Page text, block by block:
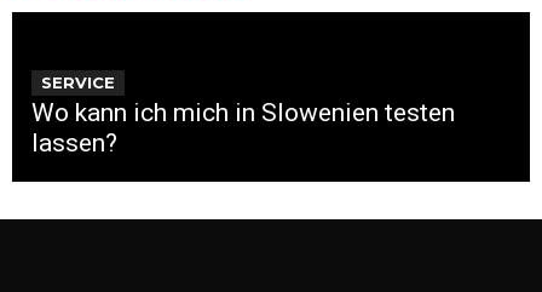
SERVICE
Wo kann ich mich in Slowenien testen
lassen?